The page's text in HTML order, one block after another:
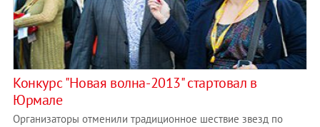
Конкурс "Новая волна-2013" стартовал в
Юрмале
Организаторы отменили традиционное шествие звезд по